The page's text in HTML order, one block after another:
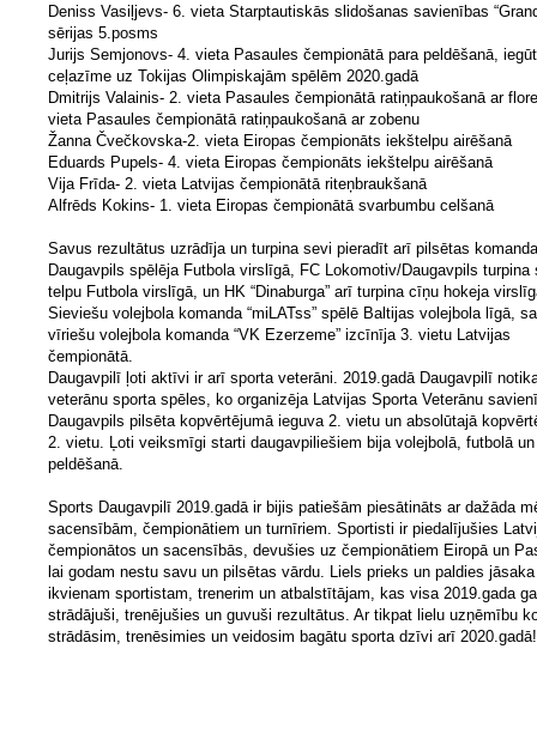
Deniss Vasiļjevs- 6. vieta Starptautiskās slidošanas savienības
sērijas 5.posms
Jurijs Semjonovs- 4. vieta Pasaules čempionātā para peldēšanā,
ceļazīme uz Tokijas Olimpiskajām spēlēm 2020.gadā
Dmitrijs Valainis- 2. vieta Pasaules čempionātā ratiņpaukošanā ar
vieta Pasaules čempionātā ratiņpaukošanā ar zobenu
Žanna Čvečkovska-2. vieta Eiropas čempionāts iekštelpu airēšanā
Eduards Pupels- 4. vieta Eiropas čempionāts iekštelpu airēšanā
Vija Frīda- 2. vieta Latvijas čempionātā riteņbraukšanā
Alfrēds Kokins- 1. vieta Eiropas čempionātā svarbumbu celšanā
Savus rezultātus uzrādīja un turpina sevi pieradīt arī pilsētas
Daugavpils spēlēja Futbola virslīgā, FC Lokomotiv/Daugavpils turpina
telpu Futbola virslīgā, un HK “Dinaburga” arī turpina cīņu hokeja
Sieviešu volejbola komanda “miLATss” spēlē Baltijas volejbola līgā,
vīriešu volejbola komanda “VK Ezerzeme” izcīnīja 3. vietu Latvijas
čempionātā.
Daugavpilī ļoti aktīvi ir arī sporta veterāni. 2019.gadā Daugavpilī
veterānu sporta spēles, ko organizēja Latvijas Sporta Veterānu
Daugavpils pilsēta kopvērtējumā ieguva 2. vietu un absolūtajā
2. vietu. Ļoti veiksmīgi starti daugavpiliešiem bija volejbolā, futbolā un
peldēšanā.
Sports Daugavpilī 2019.gadā ir bijis patiešām piesātināts ar dažāda
sacensībām, čempionātiem un turnīriem. Sportisti ir piedalījušies
čempionātos un sacensībās, devušies uz čempionātiem Eiropā un
lai godam nestu savu un pilsētas vārdu. Liels prieks un paldies jāsaka
ikvienam sportistam, trenerim un atbalstītājam, kas visa 2019.gada
strādājuši, trenējušies un guvuši rezultātus. Ar tikpat lielu uzņēmību
strādāsim, trenēsimies un veidosim bagātu sporta dzīvi arī 2020.gadā!